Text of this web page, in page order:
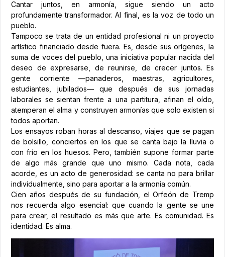
Cantar juntos, en armonía, sigue siendo un acto
profundamente transformador. Al final, es la voz de todo un
pueblo.
Tampoco se trata de un entidad profesional ni un proyecto
artístico financiado desde fuera. Es, desde sus orígenes, la
suma de voces del pueblo, una iniciativa popular nacida del
deseo de expresarse, de reunirse, de crecer juntos. Es
gente corriente —panaderos, maestras, agricultores,
estudiantes, jubilados— que después de sus jornadas
laborales se sientan frente a una partitura, afinan el oído,
atemperan el alma y construyen armonías que solo existen si
todos aportan.
Los ensayos roban horas al descanso, viajes que se pagan
de bolsillo, conciertos en los que se canta bajo la lluvia o
con frío en los huesos. Pero, también supone formar parte
de algo más grande que uno mismo. Cada nota, cada
acorde, es un acto de generosidad: se canta no para brillar
individualmente, sino para aportar a la armonía común.
Cien años después de su fundación, el Orfeón de Tremp
nos recuerda algo esencial: que cuando la gente se une
para crear, el resultado es más que arte. Es comunidad. Es
identidad. Es alma.